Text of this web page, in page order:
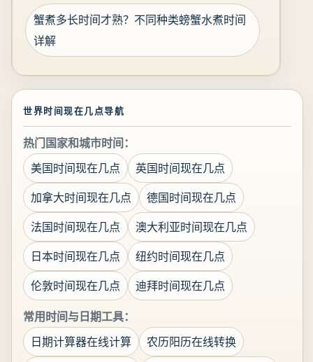
蟹煮多长时间才熟？不同种类螃蟹水煮时间
详解
世界时间现在几点导航
热门国家和城市时间：
美国时间现在几点
英国时间现在几点
加拿大时间现在几点
德国时间现在几点
法国时间现在几点
澳大利亚时间现在几点
日本时间现在几点
纽约时间现在几点
伦敦时间现在几点
迪拜时间现在几点
常用时间与日期工具：
日期计算器在线计算
农历阳历在线转换